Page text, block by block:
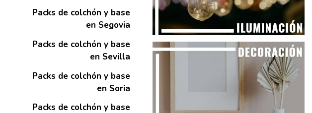
Packs de colchón y base
en Segovia
Packs de colchón y base
en Sevilla
Packs de colchón y base
en Soria
Packs de colchón y base